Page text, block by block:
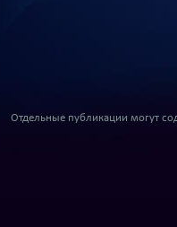
Отдельные публикации могут